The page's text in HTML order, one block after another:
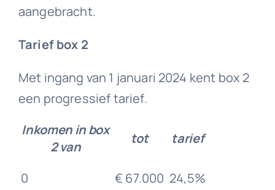
aangebracht.
Tarief box 2
Met ingang van 1 januari 2024 kent box 2
een progressief tarief.
Inkomen in box
2 van
tot tarief
0 € 67.000 24,5%